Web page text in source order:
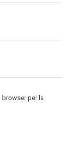
browser per la